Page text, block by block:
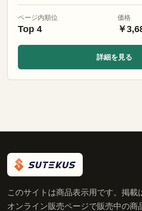
ページ内順位
Top 4
価格
￥
詳細を見る
このサイトは商品表示用です。掲載
オンライン販売ページで販売中の商